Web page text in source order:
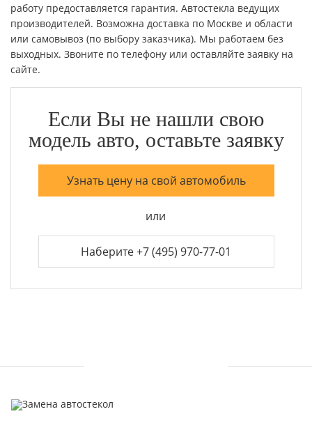
работу предоставляется гарантия. Автостекла ведущих
производителей. Возможна доставка по Москве и области
или самовывоз (по выбору заказчика). Мы работаем без
выходных. Звоните по телефону или оставляйте заявку на
сайте.
Если Вы не нашли свою
модель авто, оставьте заявку
Узнать цену на свой автомобиль
или
Наберите +7 (495) 970-77-01